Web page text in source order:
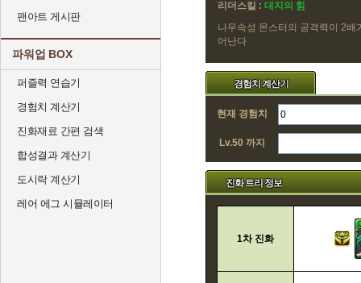
팬아트 게시판
파워업 BOX
퍼즐력 연습기
경험치 계산기
진화재료 간편 검색
합성결과 계산기
도시락 계산기
레어 에그 시뮬레이터
리더스킬 : 대지의 힘
나무속성 몬스터의 공격력이 2배
어난다
경험치 계산기
현재 경험치
Lv.50 까지
진화 트리 정보
1차 진화